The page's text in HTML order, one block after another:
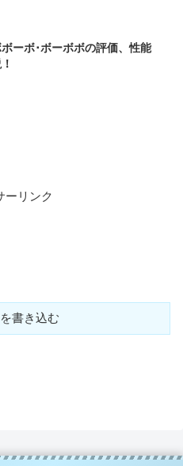
ボーボ･ボーボボの評価、性能
ーリンク
書き込む